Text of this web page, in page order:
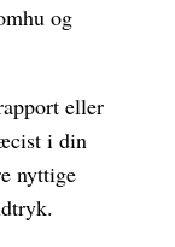
og
eller
i din
nyttige